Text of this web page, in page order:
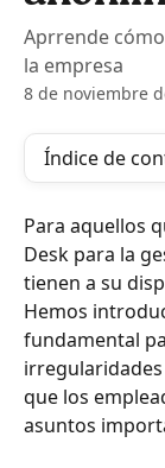
Aprrende
la empresa
8 de noviembre
Índice de
Para aquellos
Desk para la
tienen a su
Hemos
fundamental
que los
asuntos